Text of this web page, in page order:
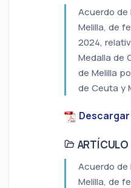
Acuerdo de
Melilla, de
2024,
Medalla de
de Melilla
de Ceuta y
Descargar
Acuerdo de
Melilla, de